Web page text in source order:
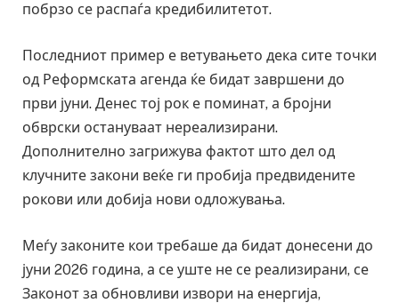
побрзо се распаѓа кредибилитетот.
Последниот пример е ветувањето дека сите точки
од Реформската агенда ќе бидат завршени до
први јуни. Денес тој рок е поминат, а бројни
обврски остануваат нереализирани.
Дополнително загрижува фактот што дел од
клучните закони веќе ги пробија предвидените
рокови или добија нови одложувања.
Меѓу законите кои требаше да бидат донесени до
јуни 2026 година, а се уште не се реализирани, се
Законот за обновливи извори на енергија,